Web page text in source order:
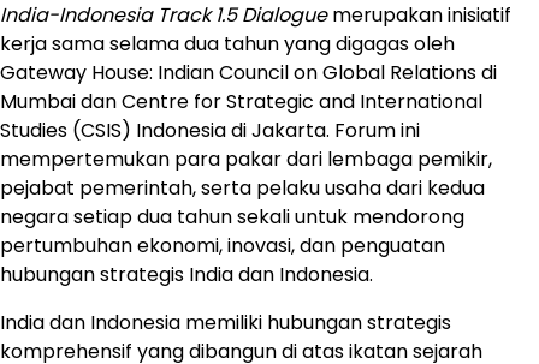
India-Indonesia Track 1.5 Dialoguemerupakan inisiatif
kerja sama selama dua tahun yang digagas oleh
Gateway House: Indian Council on Global Relations di
Mumbai dan Centre for Strategic and International
Studies (CSIS) Indonesia di Jakarta. Forum ini
mempertemukan para pakar dari lembaga pemikir,
pejabat pemerintah, serta pelaku usaha dari kedua
negara setiap dua tahun sekali untuk mendorong
pertumbuhan ekonomi, inovasi, dan penguatan
hubungan strategis India dan Indonesia.
India dan Indonesia memiliki hubungan strategis
komprehensif yang dibangun di atas ikatan sejarah